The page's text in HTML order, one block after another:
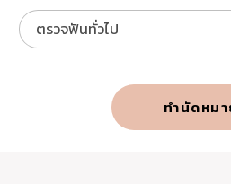
อ
ทำนัดหมา